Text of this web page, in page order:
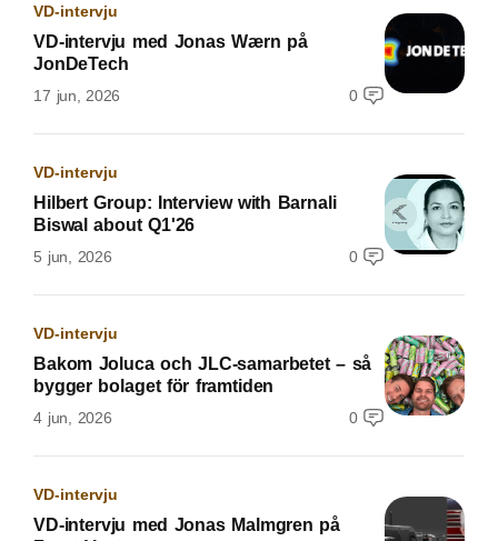
VD-intervju
VD-intervju med Jonas Wærn på
JonDeTech
17 jun, 2026 0
VD-intervju
Hilbert Group: Interview with Barnali
Biswal about Q1'26
5 jun, 2026 0
VD-intervju
Bakom Joluca och JLC-samarbetet – så
bygger bolaget för framtiden
4 jun, 2026 0
VD-intervju
VD-intervju med Jonas Malmgren på